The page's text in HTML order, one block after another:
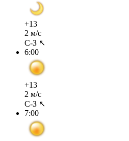
+13
2 м/с
С-З ↖
6:00
+13
2 м/с
С-З ↖
7:00